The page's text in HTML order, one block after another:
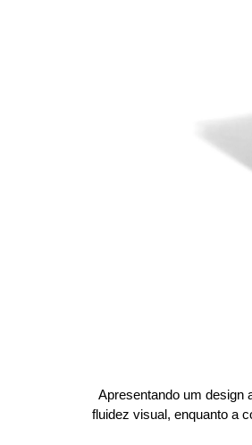
Apresentando um design
fluidez visual, enquanto a